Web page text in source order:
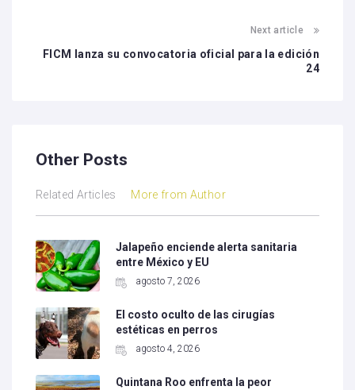
Next article
FICM lanza su convocatoria oficial para la edición
24
Other Posts
Related Articles More from Author
Jalapeño enciende alerta sanitaria
entre México y EU
agosto 7, 2026
El costo oculto de las cirugías
estéticas en perros
agosto 4, 2026
Quintana Roo enfrenta la peor